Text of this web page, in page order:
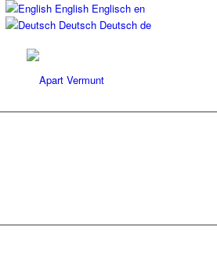
English Englisch en
Deutsch Deutsch de